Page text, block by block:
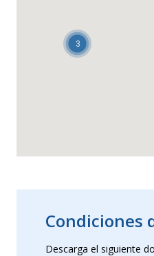
3
Condiciones
Descarga el siguiente